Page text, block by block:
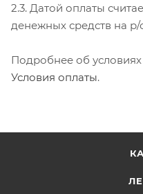
2.3. Датой оплаты
денежных средств на
Подробнее об
Условия оплаты.